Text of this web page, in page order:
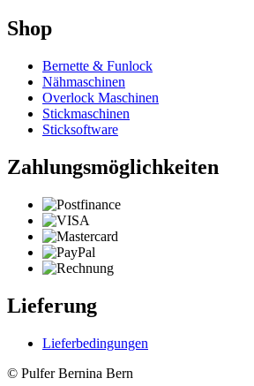
Shop
Bernette & Funlock
Nähmaschinen
Overlock Maschinen
Stickmaschinen
Sticksoftware
Zahlungsmöglichkeiten
Lieferung
Lieferbedingungen
© Pulfer Bernina Bern